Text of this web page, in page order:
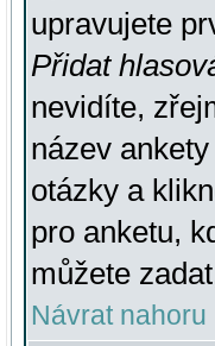
upravujete
Přidat
nevidíte,
název
otázky a
pro anketu,
můžete
Návrat nahoru